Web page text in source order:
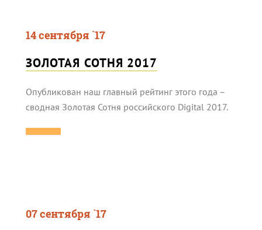
14 сентября `17
ЗОЛОТАЯ СОТНЯ 2017
Опубликован наш главный рейтинг этого года –
сводная Золотая Сотня российского Digital 2017.
07 сентября `17